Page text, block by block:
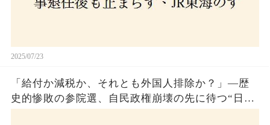
2025/07/23
「給付か減税か、それとも外国人排除か？」―歴
史的惨敗の参院選、自民政権崩壊の先に待つ“日本